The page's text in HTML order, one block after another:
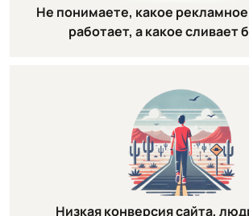
Не понимаете, какое
работает, а какое сливает
Низкая конверсия сайта,